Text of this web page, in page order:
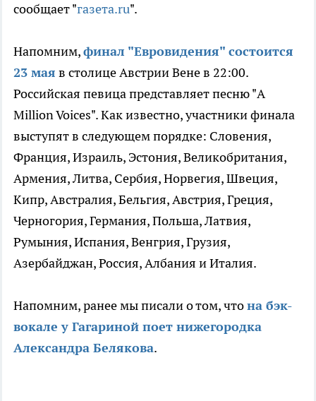
сообщает "газета.ru".
Напомним,финал "Евровидения" состоится
23 мая в столице Австрии Вене в 22:00.
Российская певица представляет песню "A
Million Voices". Как известно, участники финала
выступят в следующем порядке: Словения,
Франция,Израиль, Эстония, Великобритания,
Армения, Литва, Сербия, Норвегия, Швеция,
Кипр, Австралия, Бельгия, Австрия, Греция,
Черногория, Германия, Польша, Латвия,
Румыния, Испания, Венгрия,Грузия,
Азербайджан, Россия, Албания и Италия.
Напомним, ранее мы писали о том, чтона бэк-
вокале у Гагариной поет нижегородка
Александра Белякова.